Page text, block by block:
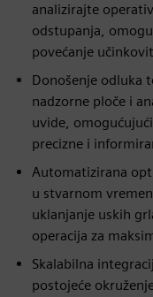
analizirajte
odstupanja,
povećanje
Donošenje odluka
nadzorne ploče i
uvide,
precizne i
Automatizirana
u stvarnom
uklanjanje uskih
operacija za
Skalabilna
postojeće